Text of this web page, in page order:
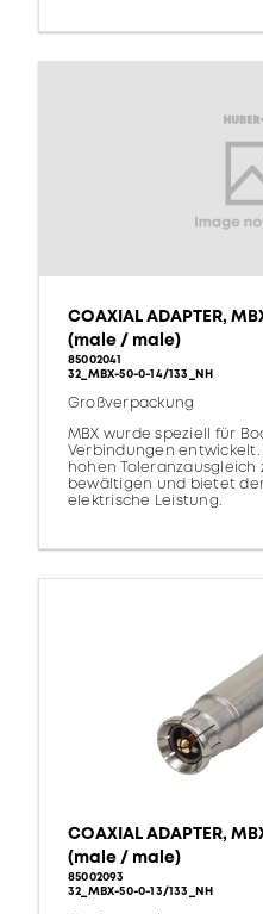
COAXIAL ADAPTER,
(male / male)
85002041
32_MBX-50-0-14/133_NH
Großverpackung
MBX wurde speziell für
Verbindungen entwickelt.
hohen
bewältigen und bietet
elektrische Leistung.
COAXIAL ADAPTER,
(male / male)
85002093
32_MBX-50-0-13/133_NH